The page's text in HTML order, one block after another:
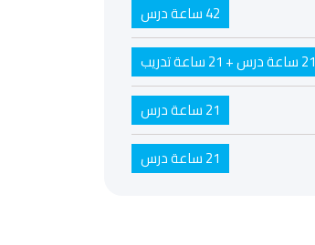
42 ساعة درس
21 ساعة درس + 21 ساعة تدريب
21 ساعة درس
21 ساعة درس